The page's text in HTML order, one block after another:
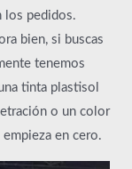
los pedidos.
bien, si buscas
tenemos
tinta plastisol
o un color
en cero.